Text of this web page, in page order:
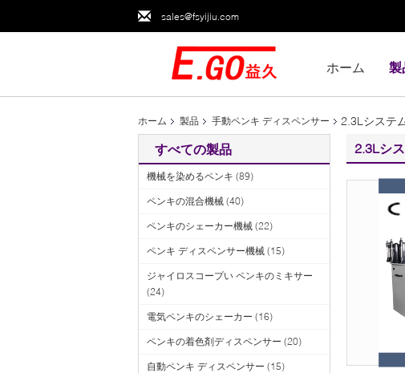
sales@fsyijiu.com
ホーム 製
ホーム 製品 手動ペンキ ディスペンサー 2.3Lシステ
すべての製品
機械を染めるペンキ (89)
ペンキの混合機械 (40)
ペンキのシェーカー機械 (22)
ペンキ ディスペンサー機械 (15)
ジャイロスコープい ペンキのミキサー
(24)
電気ペンキのシェーカー (16)
ペンキの着色剤ディスペンサー (20)
自動ペンキ ディスペンサー (15)
2.3Lシ